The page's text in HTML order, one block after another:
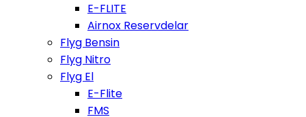
E-FLITE
Airnox Reservdelar
Flyg Bensin
Flyg Nitro
Flyg El
E-Flite
FMS